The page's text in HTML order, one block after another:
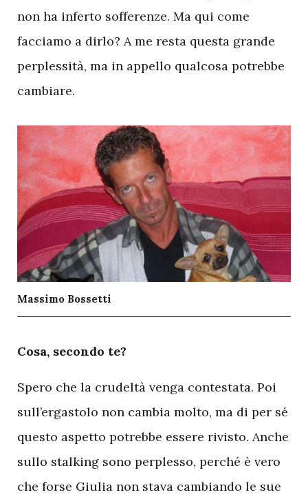
non ha inferto sofferenze. Ma qui come
facciamo a dirlo? A me resta questa grande
perplessità, ma in appello qualcosa potrebbe
cambiare.
Massimo Bossetti
Cosa, secondo te?
Spero che la crudeltà venga contestata. Poi
sull’ergastolo non cambia molto, ma di per sé
questo aspetto potrebbe essere rivisto. Anche
sullo stalking sono perplesso, perché è vero
che forse Giulia non stava cambiando le sue